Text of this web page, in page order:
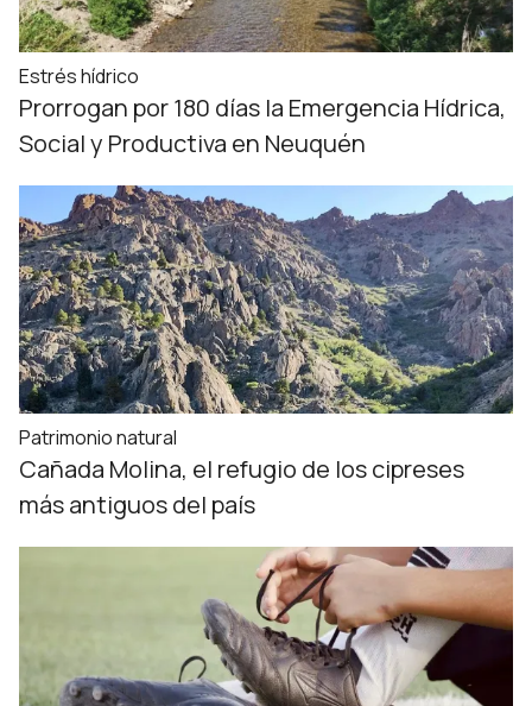
Estrés hídrico
Prorrogan por 180 días la Emergencia Hídrica,
Social y Productiva en Neuquén
Patrimonio natural
Cañada Molina, el refugio de los cipreses
más antiguos del país